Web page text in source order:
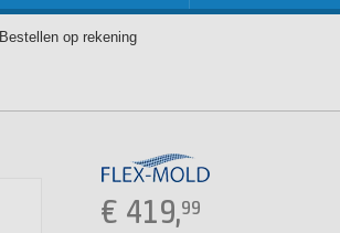
Bestellen op rekening
€ 419,99